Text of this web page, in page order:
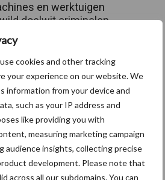
use cookies and other tracking
your experience on our website. We
information from your device and
such as your IP address and
like providing you with
measuring marketing campaign
audience insights, collecting precise
development. Please note that
across all our subdomains. You can
en werktuigen
doelwit criminelen
blijft
droogte en
houden handel
greep